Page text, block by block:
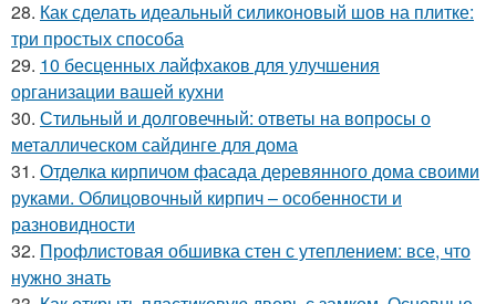
28. Как сделать идеальный силиконовый шов на плитке:
три простых способа
29. 10 бесценных лайфхаков для улучшения
организации вашей кухни
30. Стильный и долговечный: ответы на вопросы о
металлическом сайдинге для дома
31. Отделка кирпичом фасада деревянного дома своими
руками. Облицовочный кирпич – особенности и
разновидности
32. Профлистовая обшивка стен с утеплением: все, что
нужно знать